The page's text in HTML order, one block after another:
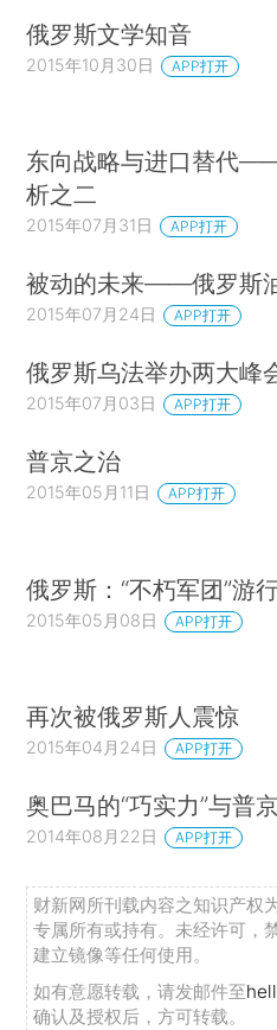
俄罗斯文学知音
2015年10月30日 APP打开
东向战略与进口替代
析之二
2015年07月31日 APP打开
被动的未来——俄罗斯
2015年07月24日 APP打开
俄罗斯乌法举办两大峰
2015年07月03日 APP打开
普京之治
2015年05月11日 APP打开
俄罗斯：“不朽军团”游
2015年05月08日 APP打开
再次被俄罗斯人震惊
2015年04月24日 APP打开
奥巴马的“巧实力”与普
2014年08月22日 APP打开
财新网所刊载内容之知识产权
专属所有或持有。未经许可，
建立镜像等任何使用。
如有意愿转载，请发邮件至
确认及授权后，方可转载。